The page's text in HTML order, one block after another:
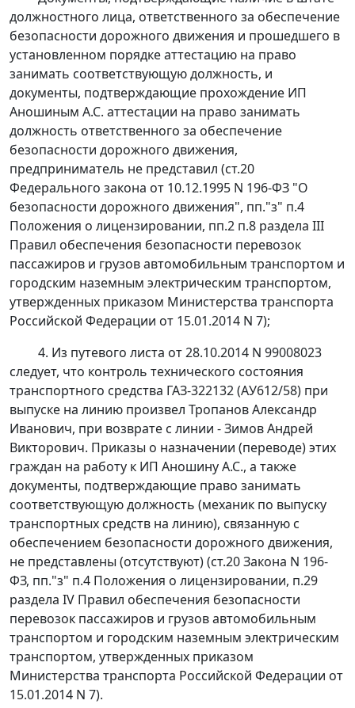
должностного лица, ответственного за обеспечение
безопасности дорожного движения и прошедшего в
установленном порядке аттестацию на право
занимать соответствующую должность, и
документы, подтверждающие прохождение ИП
Аношиным А.С. аттестации на право занимать
должность ответственного за обеспечение
безопасности дорожного движения,
предприниматель не представил (ст.20
Федерального закона от 10.12.1995 N 196-ФЗ "О
безопасности дорожного движения", пп."з" п.4
Положения о лицензировании, пп.2 п.8 раздела III
Правил обеспечения безопасности перевозок
пассажиров и грузов автомобильным транспортом и
городским наземным электрическим транспортом,
утвержденных приказом Министерства транспорта
Российской Федерации от 15.01.2014 N 7);
4. Из путевого листа от 28.10.2014 N 99008023
следует, что контроль технического состояния
транспортного средства ГАЗ-322132 (АУ612/58) при
выпуске на линию произвел Тропанов Александр
Иванович, при возврате с линии - Зимов Андрей
Викторович. Приказы о назначении (переводе) этих
граждан на работу к ИП Аношину А.С., а также
документы, подтверждающие право занимать
соответствующую должность (механик по выпуску
транспортных средств на линию), связанную с
обеспечением безопасности дорожного движения,
не представлены (отсутствуют) (ст.20Закона N 196-
ФЗ, пп."з" п.4 Положения о лицензировании, п.29
раздела IV Правил обеспечения безопасности
перевозок пассажиров и грузов автомобильным
транспортом и городским наземным электрическим
транспортом, утвержденных приказом
Министерства транспорта Российской Федерации от
15.01.2014 N 7).